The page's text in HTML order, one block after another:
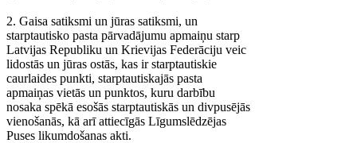
2. Gaisa satiksmi un jūras satiksmi, un
starptautisko pasta pārvadājumu apmaiņu starp
Latvijas Republiku un Krievijas Federāciju veic
lidostās un jūras ostās, kas ir starptautiskie
caurlaides punkti, starptautiskajās pasta
apmaiņas vietās un punktos, kuru darbību
nosaka spēkā esošās starptautiskās un divpusējās
vienošanās, kā arī attiecīgās Līgumslēdzējas
Puses likumdošanas akti.